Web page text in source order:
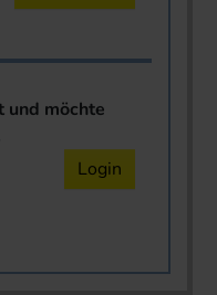
und möchte
Login